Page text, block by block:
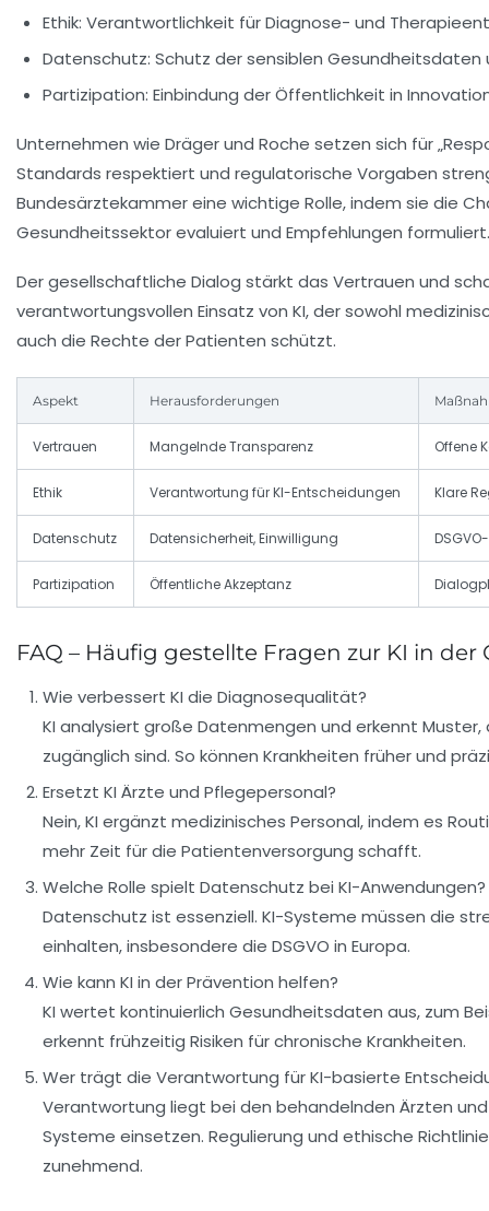
Ethik: Verantwortlichkeit für Diagnose- und
Datenschutz: Schutz der sensiblen Gesundheitsdaten
Partizipation: Einbindung der Öffentlichkeit in
Unternehmen wie Dräger und Roche setzen sich für
Standards respektiert und regulatorische Vorgaben
Bundesärztekammer eine wichtige Rolle, indem sie die
Gesundheitssektor evaluiert und Empfehlungen formuliert.
Der gesellschaftliche Dialog stärkt das Vertrauen und
verantwortungsvollen Einsatz von KI, der sowohl
auch die Rechte der Patienten schützt.
Aspekt Herausforderungen
Vertrauen Mangelnde Transparenz Offene
Ethik Verantwortung für KI-Entscheidungen Klare
Datenschutz Datensicherheit, Einwilligung
Partizipation Öffentliche Akzeptanz
FAQ – Häufig gestellte Fragen zur KI in
Wie verbessert KI die Diagnosequalität?
KI analysiert große Datenmengen und erkennt
zugänglich sind. So können Krankheiten früher und
Ersetzt KI Ärzte und Pflegepersonal?
Nein, KI ergänzt medizinisches Personal, indem es
mehr Zeit für die Patientenversorgung schafft.
Welche Rolle spielt Datenschutz bei KI-Anwendungen?
Datenschutz ist essenziell. KI-Systeme müssen die
einhalten, insbesondere die DSGVO in Europa.
Wie kann KI in der Prävention helfen?
KI wertet kontinuierlich Gesundheitsdaten aus, zum
erkennt frühzeitig Risiken für chronische Krankheiten.
Wer trägt die Verantwortung für KI-basierte
Verantwortung liegt bei den behandelnden Ärzten
Systeme einsetzen. Regulierung und ethische
zunehmend.